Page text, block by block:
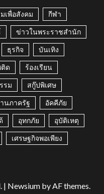
เพื่อสังคม กีฬา
ข่าวในพระราชสำนัก
ธุรกิจ บันเทิง
ติด ร้องเรียน
รม สกู๊ปพิเศษ
นภาครัฐ อัคคีภัย
อุทกภัย อุบัติเหตุ
เศรษฐกิจพอเพียง
| Newsium by AF themes.